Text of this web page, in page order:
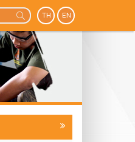
TH EN